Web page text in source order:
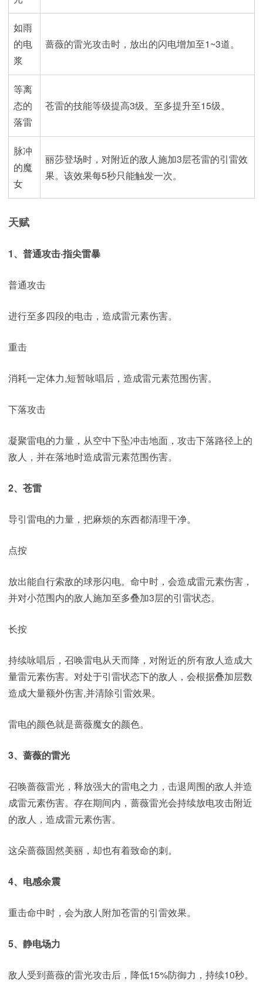
如雨
的电
浆
蔷薇的雷光攻击时，放出的闪电增加至1~3道。
等离
态的
落雷
苍雷的技能等级提高3级。至多提升至15级。
脉冲
的魔
女
丽莎登场时，对附近的敌人施加3层苍雷的引雷效
果。该效果每5秒只能触发一次。
天赋
1、普通攻击·指尖雷暴
普通攻击
进行至多四段的电击，造成雷元素伤害。
重击
消耗一定体力,短暂咏唱后，造成雷元素范围伤害。
下落攻击
凝聚雷电的力量，从空中下坠冲击地面，攻击下落路径上的
敌人，并在落地时造成雷元素范围伤害。
2、苍雷
导引雷电的力量，把麻烦的东西都清理干净。
点按
放出能自行索敌的球形闪电。命中时，会造成雷元素伤害，
并对小范围内的敌人施加至多叠加3层的引雷状态。
长按
持续咏唱后，召唤雷电从天而降，对附近的所有敌人造成大
量雷元素伤害。对处于引雷状态下的敌人，会根据叠加层数
造成大量额外伤害,并清除引雷效果。
雷电的颜色就是蔷薇魔女的颜色。
3、蔷薇的雷光
召唤蔷薇雷光，释放强大的雷电之力，击退周围的敌人并造
成雷元素伤害。存在期间内，蔷薇雷光会持续放电攻击附近
的敌人，造成雷元素伤害。
这朵蔷薇固然美丽，却也有着致命的刺。
4、电感余震
重击命中时，会为敌人附加苍雷的引雷效果。
5、静电场力
敌人受到蔷薇的雷光攻击后，降低15%防御力，持续10秒。